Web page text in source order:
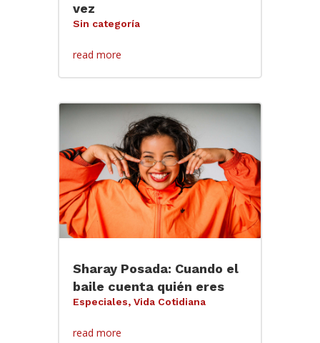
vez
Sin categoría
read more
Sharay Posada: Cuando el
baile cuenta quién eres
Especiales, Vida Cotidiana
read more